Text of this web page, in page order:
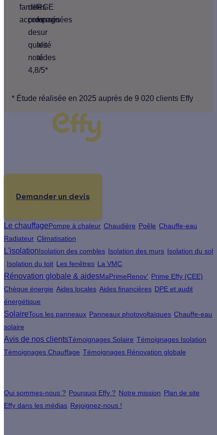
familles
accompagnées
de
pros
de
qualité
noté
4,8/5*
RGE
formés
sur
les
aides
* Étude réalisée en 2025 auprès de 9 020 clients Effy
Demander un devis
Le chauffagePompe à chaleur Chaudière Poêle Chauffe-eau
Radiateur Climatisation
L'isolationIsolation des combles Isolation des murs Isolation du sol
Isolation du toit Les fenêtres La VMC
Rénovation globale & aidesMaPrimeRenov' Prime Effy (CEE)
Chèque énergie Aides locales Aides financières DPE et audit
énergétique
SolaireTous les panneaux Panneaux photovoltaïques Chauffe-eau
solaire
Avis de nos clientsTémoignages Solaire Témoignages Isolation
Témoignages Chauffage Témoignages Rénovation globale
Qui sommes-nous ? Pourquoi Effy ? Notre mission Plan de site
Effy dans les médias Rejoignez-nous !